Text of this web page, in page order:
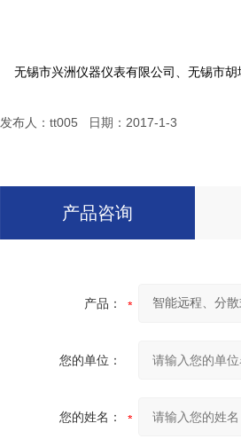
无锡市兴洲仪器仪表有限公司、无锡市胡
发布人：tt005 日期：2017-1-3
产品咨询
产品：
您的单位：
您的姓名：